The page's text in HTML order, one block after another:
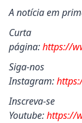
A notícia em
página:https://
Instagram:
Youtube:https://